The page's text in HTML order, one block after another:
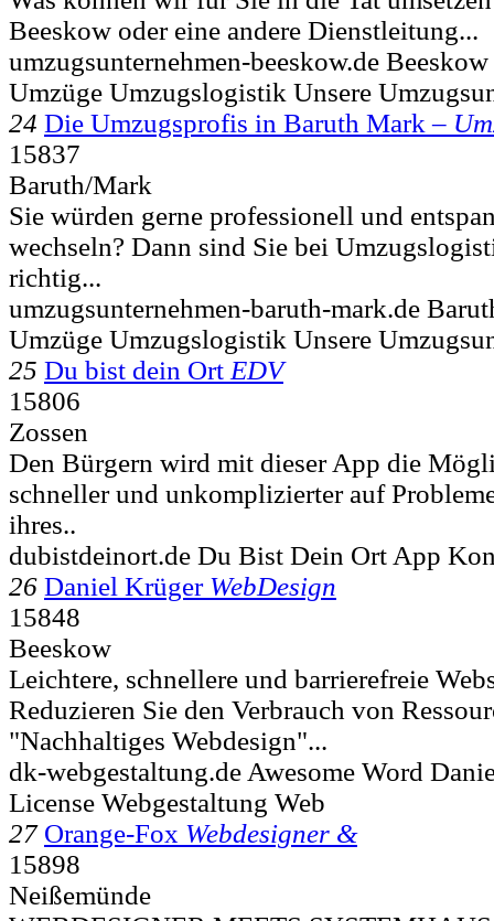
Beeskow oder eine andere Dienstleitung...
umzugsunternehmen-beeskow.de
Umzüge Umzugslogistik Unsere
24 Die Umzugsprofis in Baruth Mark –
15837
Baruth/Mark
Sie würden gerne professionell und
wechseln? Dann sind Sie bei
richtig...
umzugsunternehmen-baruth-mark.de
Umzüge Umzugslogistik Unsere
25 Du bist dein Ort EDV
15806
Zossen
Den Bürgern wird mit dieser App die
schneller und unkomplizierter auf
ihres..
dubistdeinort.de Du Bist Dein Ort App
26 Daniel Krüger WebDesign
15848
Beeskow
Leichtere, schnellere und barrierefreie
Reduzieren Sie den Verbrauch von
"Nachhaltiges Webdesign"...
dk-webgestaltung.de Awesome Word
License Webgestaltung Web
27 Orange-Fox Webdesigner &
15898
Neißemünde